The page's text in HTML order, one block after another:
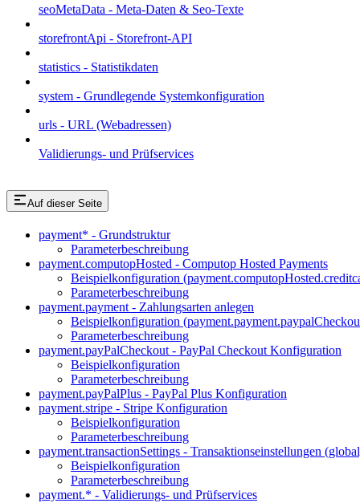
seoMetaData - Meta-Daten & Seo-Texte
storefrontApi - Storefront-API
statistics - Statistikdaten
system - Grundlegende Systemkonfiguration
urls - URL (Webadressen)
Validierungs- und Prüfservices
Auf dieser Seite
payment* - Grundstruktur
Parameterbeschreibung
payment.computopHosted - Computop Hosted Payments
Beispielkonfiguration
Parameterbeschreibung
payment.payment - Zahlungsarten anlegen
Beispielkonfiguration
Parameterbeschreibung
payment.payPalCheckout - PayPal Checkout Konfiguration
Beispielkonfiguration
Parameterbeschreibung
payment.payPalPlus - PayPal Plus Konfiguration
payment.stripe - Stripe Konfiguration
Beispielkonfiguration
Parameterbeschreibung
payment.transactionSettings - Transaktionseinstellungen
Beispielkonfiguration
Parameterbeschreibung
payment.* - Validierungs- und Prüfservices